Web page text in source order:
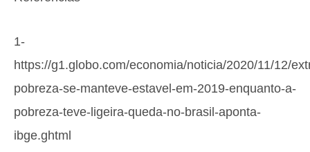
1-
https://g1.globo.com/economia/noticia/2020/11/12/
pobreza-se-manteve-estavel-em-2019-enquanto-a-
pobreza-teve-ligeira-queda-no-brasil-aponta-
ibge.ghtml